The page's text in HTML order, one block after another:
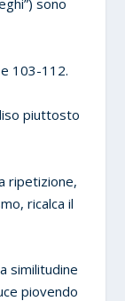
103-112.
piuttosto
ripetizione,
ricalca il
similitudine
piovendo